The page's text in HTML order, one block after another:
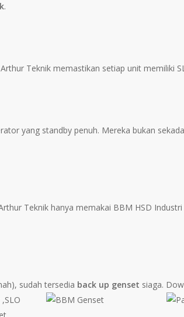
.
Teknik memastikan setiap unit memiliki
yang standby penuh. Mereka bukan
Teknik hanya memakai BBM HSD
sudah tersedia back up genset siaga.